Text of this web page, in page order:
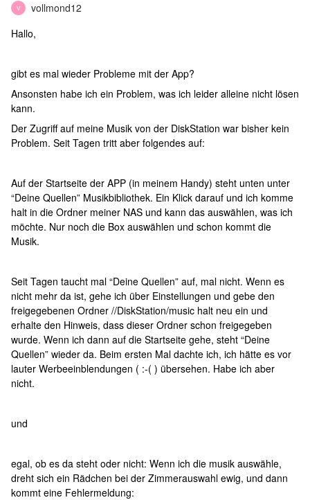
V
vollmond12
Hallo,
gibt es mal wieder Probleme mit der App?
Ansonsten habe ich ein Problem, was ich leider alleine nicht lösen
kann.
Der Zugriff auf meine Musik von der DiskStation war bisher kein
Problem. Seit Tagen tritt aber folgendes auf:
Auf der Startseite der APP (in meinem Handy) steht unten unter
“Deine Quellen” Musikbibliothek. Ein Klick darauf und ich komme
halt in die Ordner meiner NAS und kann das auswählen, was ich
möchte. Nur noch die Box auswählen und schon kommt die
Musik.
Seit Tagen taucht mal “Deine Quellen” auf, mal nicht. Wenn es
nicht mehr da ist, gehe ich über Einstellungen und gebe den
freigegebenen Ordner //DiskStation/music halt neu ein und
erhalte den Hinweis, dass dieser Ordner schon freigegeben
wurde. Wenn ich dann auf die Startseite gehe, steht “Deine
Quellen” wieder da. Beim ersten Mal dachte ich, ich hätte es vor
lauter Werbeeinblendungen ( :-( ) übersehen. Habe ich aber
nicht.
und
egal, ob es da steht oder nicht: Wenn ich die musik auswähle,
dreht sich ein Rädchen bei der Zimmerauswahl ewig, und dann
kommt eine Fehlermeldung: